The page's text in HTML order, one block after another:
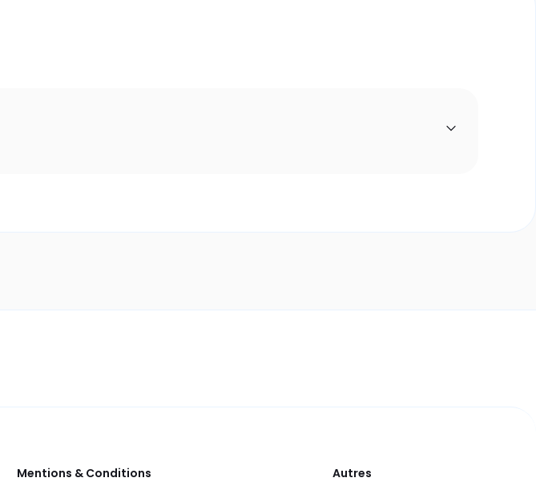
Mentions & Conditions Autres